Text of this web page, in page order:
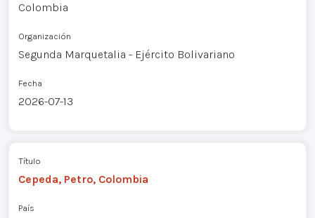
Colombia
Organización
Segunda Marquetalia - Ejército Bolivariano
Fecha
2026-07-13
Título
Cepeda, Petro, Colombia
País